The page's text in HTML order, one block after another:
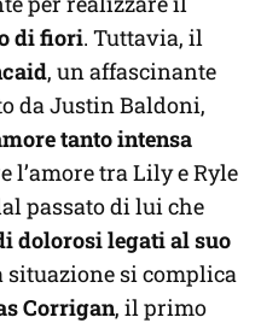
di fiori. Tuttavia, il
, un affascinante
da Justin Baldoni,
tanto intensa
l’amore tra Lily e Ryle
passato di lui che
dolorosi legati al suo
situazione si complica
Corrigan, il primo